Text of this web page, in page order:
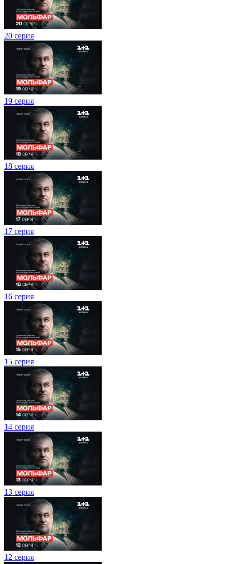
20 серия
19 серия
18 серия
17 серия
16 серия
15 серия
14 серия
13 серия
12 серия